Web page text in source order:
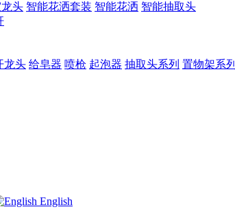
头 智能花洒套装 智能花洒 智能抽取头
龙头 给皂器 喷枪 起泡器 抽取头系列 置物架系列
English